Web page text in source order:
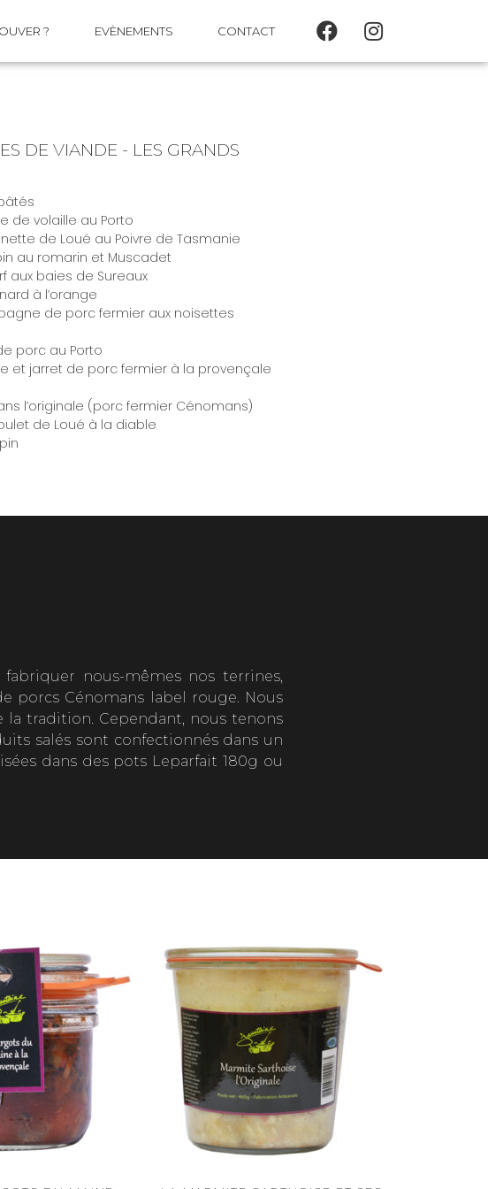
? EVÈNEMENTS CONTACT
DE VIANDE - LES GRANDS
de volaille au Porto
de Loué au Poivre de Tasmanie
au romarin et Muscadet
aux baies de Sureaux
à l’orange
de porc fermier aux noisettes
porc au Porto
et jarret de porc fermier à la provençale
l’originale (porc fermier Cénomans)
de Loué à la diable
nous-mêmes nos terrines,
porcs Cénomans label rouge. Nous
tradition. Cependant, nous tenons
salés sont confectionnés dans un
dans des pots Leparfait 180g ou